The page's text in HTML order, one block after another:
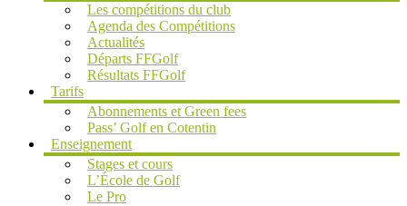
Les compétitions du club
Agenda des Compétitions
Actualités
Départs FFGolf
Résultats FFGolf
Tarifs
Abonnements et Green fees
Pass’ Golf en Cotentin
Enseignement
Stages et cours
L’École de Golf
Le Pro